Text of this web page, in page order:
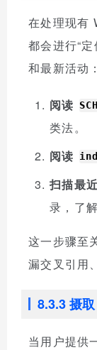
在处理现有
都会进行“
和最新活动：
阅读
类法。
阅读
扫描最
录，了
这一步骤至
漏交叉引用
8.3.3 摄
当用户提供